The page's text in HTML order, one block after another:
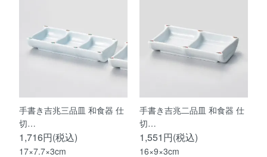
手書き吉兆三品皿 和食器 仕
切…
1,716円(税込)
17×7.7×3cm
手書き吉兆二品皿 和食器 仕
切…
1,551円(税込)
16×9×3cm